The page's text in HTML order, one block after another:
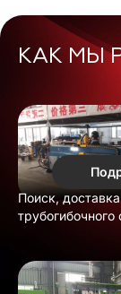
КАК МЫ
Поиск,
трубогибочного